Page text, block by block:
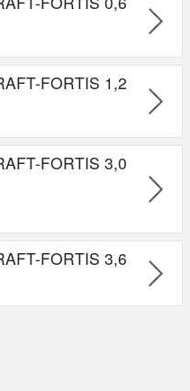
FORTIS 1,2
FORTIS 3,0
FORTIS 3,6